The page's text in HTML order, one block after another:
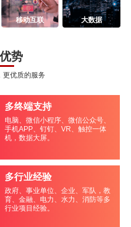
移动互联 大数据
势
更优质的服务
多终端支持
电脑、微信小程序、微信公众号、
手机APP、钉钉、VR、触控一体
机，数据大屏。
多行业经验
政府、事业单位、企业、军队，教
育、金融、电力、水力、消防等多
行业项目经验。